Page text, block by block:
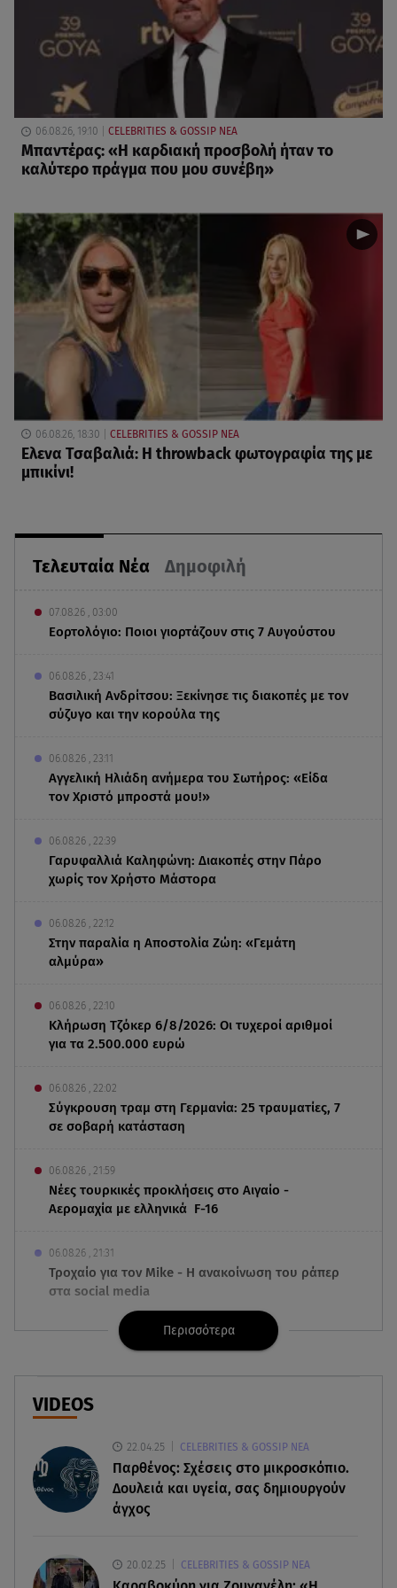
Τελευταία Νέα Δημοφιλή
07.08.26 , 03:00
Εορτολόγιο: Ποιοι γιορτάζουν στις 7 Αυγούστου
06.08.26 , 23:41
Βασιλική Ανδρίτσου: Ξεκίνησε τις διακοπές με τον
σύζυγο και την κορούλα της
06.08.26 , 23:11
Αγγελική Ηλιάδη ανήμερα του Σωτήρος: «Είδα
τον Χριστό μπροστά μου!»
06.08.26 , 22:39
Γαρυφαλλιά Καληφώνη: Διακοπές στην Πάρο
χωρίς τον Χρήστο Μάστορα
06.08.26 , 22:12
Στην παραλία η Αποστολία Ζώη: «Γεμάτη
αλμύρα»
06.08.26 , 22:10
Κλήρωση Τζόκερ 6/8/2026: Οι τυχεροί αριθμοί
για τα 2.500.000 ευρώ
06.08.26 , 22:02
Σύγκρουση τραμ στη Γερμανία: 25 τραυματίες, 7
σε σοβαρή κατάσταση
06.08.26 , 21:59
Νέες τουρκικές προκλήσεις στο Αιγαίο -
Αερομαχία με ελληνικά F-16
06.08.26 , 21:31
Τροχαίο για τον Mike - Η ανακοίνωση του ράπερ
στα social media
06.08.26 , 21:22
Ισραήλ - Κύπρος - Κρήτη: Το μεγαλύτερο
υποθαλάσσιο καλώδιο στον κόσμο
06.08.26 , 21:07
Motor Oil: Δωρεά πυροσβεστικών οχημάτων και
εξοπλισμού στον Άγιο Βασίλειο
06.08.26 , 20:49
Άκης Παυλόπουλος: Η τρυφερή εξομολόγηση
06.08.26 , 20:25
Περισσότερα
VIDEOS
22.04.25 CELEBRITIES & GOSSIP ΝΕΑ
Παρθένος: Σχέσεις στο μικροσκόπιο.
Δουλειά και υγεία, σας δημιουργούν
άγχος
20.02.25 CELEBRITIES & GOSSIP ΝΕΑ
06.08.26, 19:10 CELEBRITIES & GOSSIP ΝΕΑ
Μπαντέρας: «Η καρδιακή προσβολή ήταν το
καλύτερο πράγμα που μου συνέβη»
06.08.26, 18:30 CELEBRITIES & GOSSIP ΝΕΑ
Ελενα Τσαβαλιά: Η throwback φωτογραφία της με
μπικίνι!